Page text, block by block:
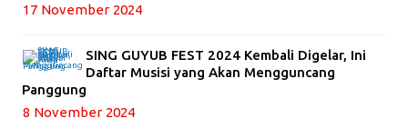
17 November 2024
SING GUYUB FEST 2024 Kembali Digelar, Ini
Daftar Musisi yang Akan Mengguncang
Panggung
8 November 2024